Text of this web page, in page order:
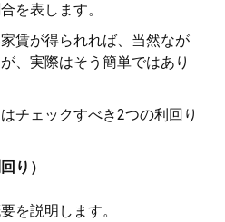
を表します。
賃が得られれば、当然なが
、実際はそう簡単ではあり
チェックすべき2つの利回り
り）
を説明します。